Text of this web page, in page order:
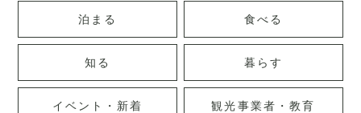
泊まる 食べる
知る 暮らす
イベント・新着 観光事業者・教育